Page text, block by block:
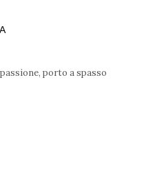
porto a spasso